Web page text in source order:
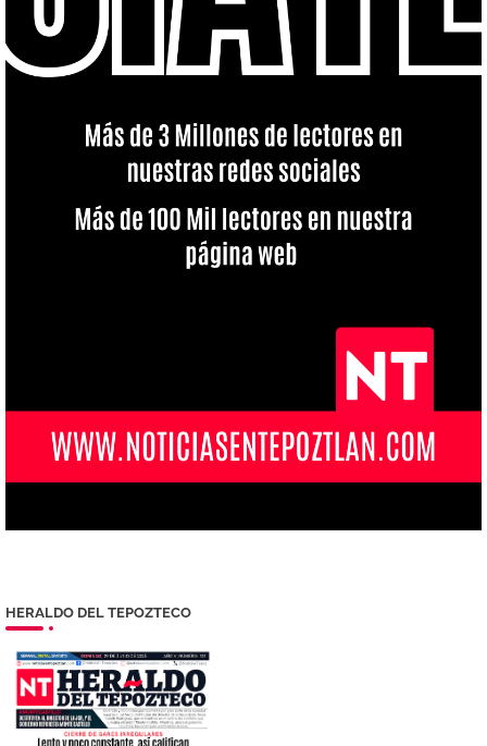
HERALDO DEL TEPOZTECO